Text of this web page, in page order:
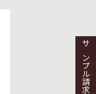
サンプル請求